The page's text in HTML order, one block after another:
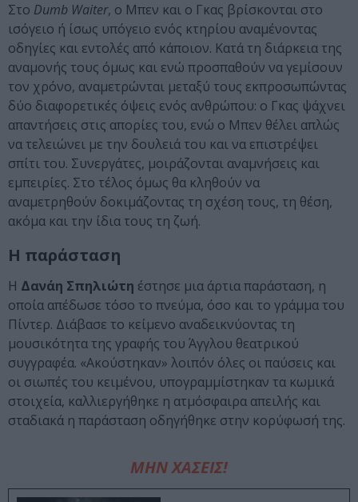
Στο Dumb Waiter, ο Μπεν και ο Γκας βρίσκονται στο
ισόγειο ή ίσως υπόγειο ενός κτηρίου αναμένοντας
οδηγίες και εντολές από κάποιον. Κατά τη διάρκεια της
αναμονής τους όμως και ενώ προσπαθούν να γεμίσουν
τον χρόνο, αναμετρώνται μεταξύ τους εκπροσωπώντας
δύο διαφορετικές όψεις ενός ανθρώπου: ο Γκας ψάχνει
απαντήσεις στις απορίες του, ενώ ο Μπεν θέλει απλώς
να τελειώνει με την δουλειά του και να επιστρέψει
σπίτι του. Συνεργάτες, μοιράζονται αναμνήσεις και
εμπειρίες. Στο τέλος όμως θα κληθούν να
αναμετρηθούν δοκιμάζοντας τη σχέση τους, τη θέση,
ακόμα και την ίδια τους τη ζωή.
Η παράσταση
Η Δανάη Σπηλιώτη έστησε μια άρτια παράσταση, η
οποία απέδωσε τόσο το πνεύμα, όσο και το γράμμα του
Πίντερ. Διάβασε το κείμενο αναδεικνύοντας τη
μουσικότητα της γραφής του Άγγλου θεατρικού
συγγραφέα. «Ακούστηκαν» λοιπόν όλες οι παύσεις και
οι σιωπές του κειμένου, υπογραμμίστηκαν τα κωμικά
στοιχεία, καλλιεργήθηκε η ατμόσφαιρα απειλής και
σταδιακά η παράσταση οδηγήθηκε στην κορύφωσή της.
ΜΗΝ ΧΑΣΕΙΣ!